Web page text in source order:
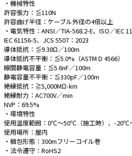
・機械特性
許容張力：≦110N
許容曲げ半径：ケーブル外径の4倍以上
・電気特性：ANSI／TIA-568.2-E、ISO／IEC
IEC 61156-5、JCS 5507：2023
導体抵抗：≦9.38Ω／100m
導体抵抗不平衡：≦5.0%（ASTM D 4566）
線間静電容量：≦5.6nF／100m
静電容量不平衡：≦330pF／100m
絶縁抵抗：≧5,000MΩ-km
絶縁耐力：AC700V／min
NVP：69.5%
・環境特性
使用温度範囲：0℃～50℃（施工時）、-20℃
使用場所：屋内
・梱包形態：300mフリーコイル巻
・法令遵守：RoHS2